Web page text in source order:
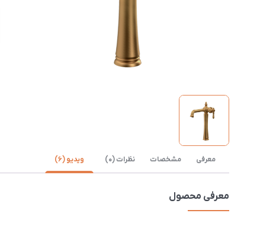
معرفی مشخصات نظرات (0) ویدیو (6)
معرفی محصول